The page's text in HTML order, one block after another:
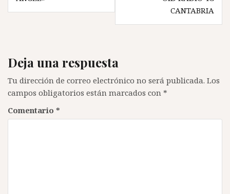
CANTABRIA
Deja una respuesta
Tu dirección de correo electrónico no será publicada. Los
campos obligatorios están marcados con *
Comentario *